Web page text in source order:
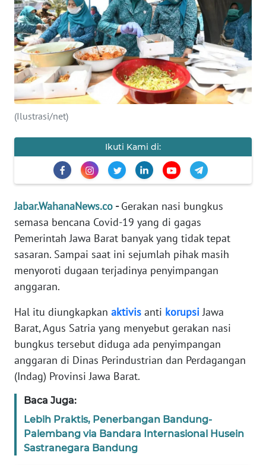
(Ilustrasi/net)
Ikuti Kami di:
Jabar.WahanaNews.co -Gerakan nasi bungkus
semasa bencana Covid-19 yang di gagas
Pemerintah Jawa Barat banyak yang tidak tepat
sasaran. Sampai saat ini sejumlah pihak masih
menyoroti dugaan terjadinya penyimpangan
anggaran.
Hal itu diungkapkan aktivis anti korupsiJawa
Barat, Agus Satria yang menyebut gerakan nasi
bungkus tersebut diduga ada penyimpangan
anggaran di Dinas Perindustrian dan Perdagangan
(Indag) Provinsi Jawa Barat.
Baca Juga:
Lebih Praktis, Penerbangan Bandung-
Palembang via Bandara Internasional Husein
Sastranegara Bandung
TIMUR
SUKABUMI
PURWAKARTA
Informasi
KAMI
INFO
IKLAN
KAMI
PEDOMAN
SIBER
REDAKSI
KARIR
DISCLAIMER
Wahana